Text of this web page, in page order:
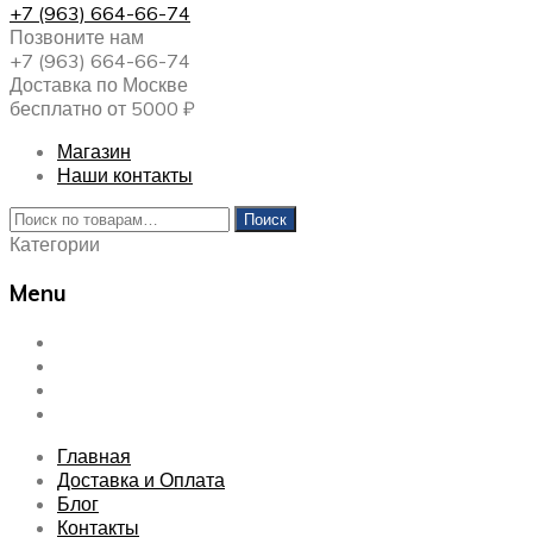
+7 (963) 664-66-74
Позвоните нам
+7 (963) 664-66-74
Доставка по Москве
бесплатно от 5000 ₽
Магазин
Наши контакты
Искать:
Поиск
Категории
Menu
Skip
content
Главная
Доставка и Оплата
Блог
Контакты